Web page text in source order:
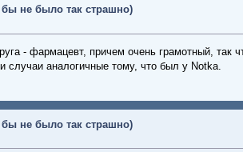
не было так страшно)
- фармацевт, причем очень грамотный, так
случаи аналогичные тому, что был у Notka.
не было так страшно)